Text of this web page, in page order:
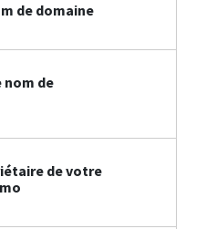
de domaine
de
de votre